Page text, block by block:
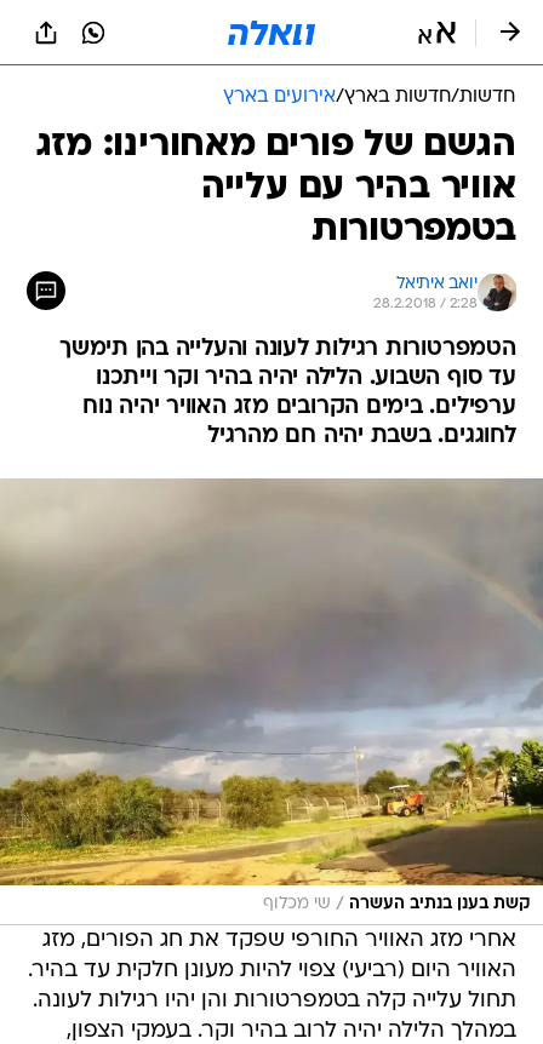
חדשות/חדשות בארץ/אירועים בארץ
הגשם של פורים מאחורינו: מזג
אוויר בהיר עם עלייה
בטמפרטורות
יואב איתיאל
28.2.2018 / 2:28
הטמפרטורות רגילות לעונה והעלייה בהן תימשך
עד סוף השבוע. הלילה יהיה בהיר וקר וייתכנו
ערפילים. בימים הקרובים מזג האוויר יהיה נוח
לחוגגים. בשבת יהיה חם מהרגיל
קשת בענן בנתיב העשרה / שי מכלוף
אחרי מזג האוויר החורפי שפקד את חג הפורים, מזג
האוויר היום (רביעי) צפוי להיות מעונן חלקית עד בהיר.
תחול עלייה קלה בטמפרטורות והן יהיו רגילות לעונה.
במהלך הלילה יהיה לרוב בהיר וקר. בעמקי הצפון,